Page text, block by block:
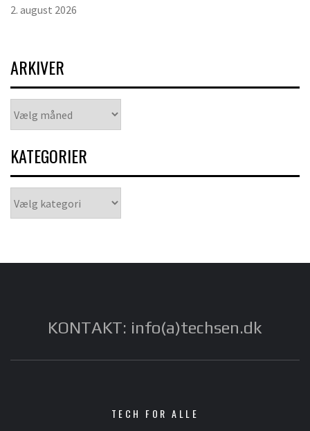
2. august 2026
ARKIVER
KATEGORIER
KONTAKT: info(a)techsen.dk
TECH FOR ALLE